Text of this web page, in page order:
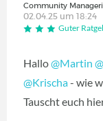
Community
02.04.25 um 18:24
Guter
Hallo@Martin
@Krischa- wie
Tauscht euch